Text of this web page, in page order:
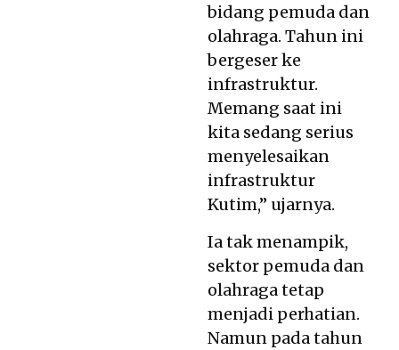
bidang pemuda dan
olahraga. Tahun ini
bergeser ke
infrastruktur.
Memang saat ini
kita sedang serius
menyelesaikan
infrastruktur
Kutim,” ujarnya.
Ia tak menampik,
sektor pemuda dan
olahraga tetap
menjadi perhatian.
Namun pada tahun